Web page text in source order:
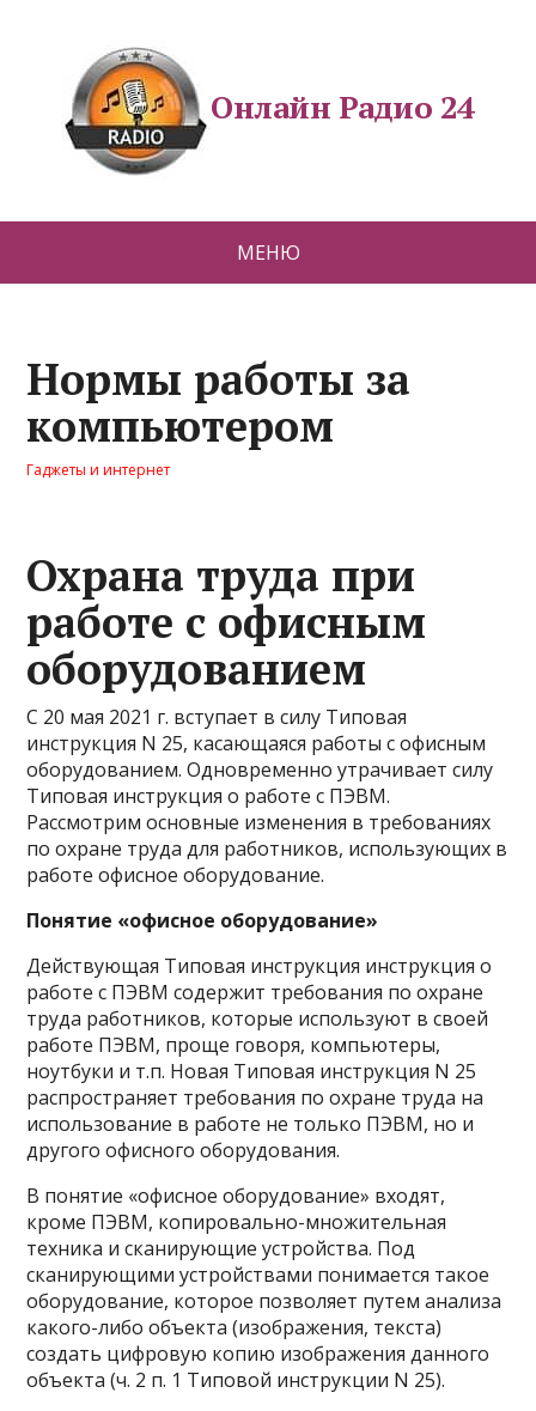
Онлайн Радио 24
МЕНЮ
Нормы работы за
компьютером
Гаджеты и интернет
Охрана труда при
работе с офисным
оборудованием
С 20 мая 2021 г. вступает в силу Типовая
инструкция N 25, касающаяся работы с офисным
оборудованием. Одновременно утрачивает силу
Типовая инструкция о работе с ПЭВМ.
Рассмотрим основные изменения в требованиях
по охране труда для работников, использующих в
работе офисное оборудование.
Понятие «офисное оборудование»
Действующая Типовая инструкция инструкция о
работе с ПЭВМ содержит требования по охране
труда работников, которые используют в своей
работе ПЭВМ, проще говоря, компьютеры,
ноутбуки и т.п. Новая Типовая инструкция N 25
распространяет требования по охране труда на
использование в работе не только ПЭВМ, но и
другого офисного оборудования.
В понятие «офисное оборудование» входят,
кроме ПЭВМ, копировально-множительная
техника и сканирующие устройства. Под
сканирующими устройствами понимается такое
оборудование, которое позволяет путем анализа
какого-либо объекта (изображения, текста)
создать цифровую копию изображения данного
объекта (ч. 2 п. 1 Типовой инструкции N 25).